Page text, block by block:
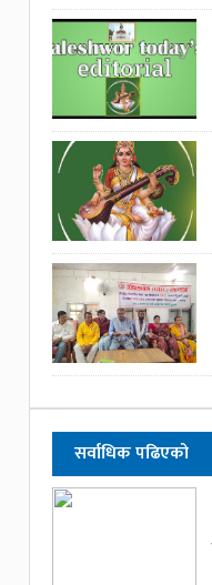
सर्वाधिक पढिएको